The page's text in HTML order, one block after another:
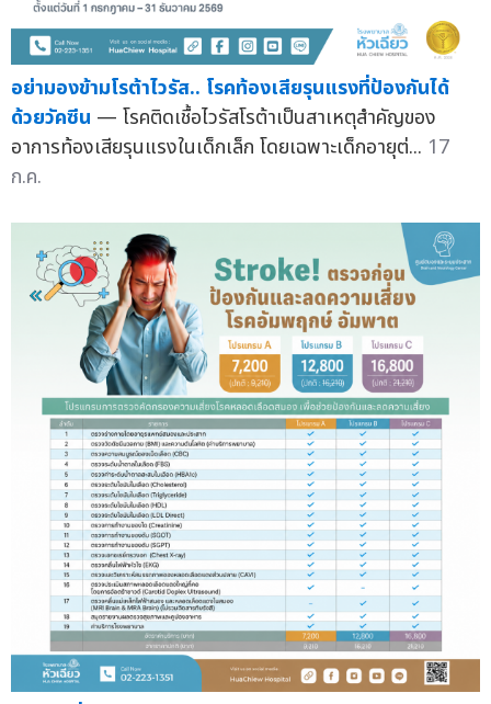
อย่ามองข้ามโรต้าไวรัส.. โรคท้องเสียรุนแรงที่ป้องกันได้
ด้วยวัคซีน — โรคติดเชื้อไวรัสโรต้าเป็นสาเหตุสำคัญของ
อาการท้องเสียรุนแรงในเด็กเล็ก โดยเฉพาะเด็กอายุต่... 17
ก.ค.